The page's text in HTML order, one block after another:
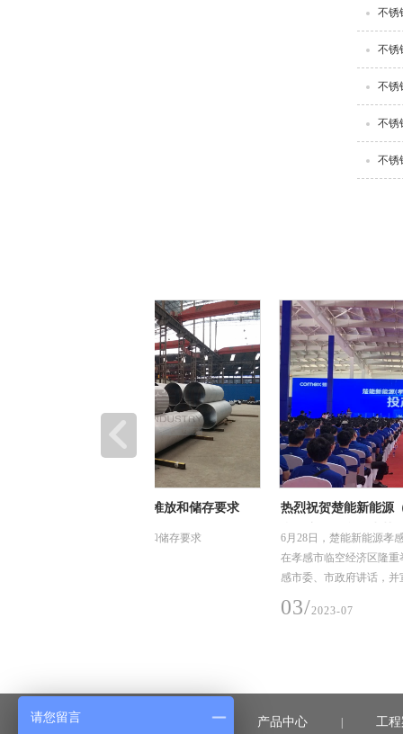
不锈
不锈
不锈
不锈
不锈
热烈祝贺楚能新能源（孝感）锂电池产业园
利投产，恒合信为其提供安全可靠的不锈钢
6月28日，楚能新能源孝感锂电池产业园项目一期投
在孝感市临空经济区隆重举行，孝感市委书记胡玖
感市委、市政府讲话，并宣布楚能新能源孝感锂电
| 产品中心 工
请您留言